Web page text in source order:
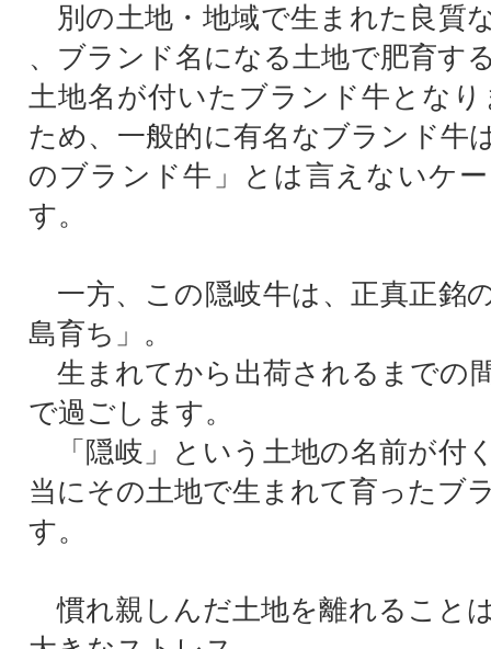
別の土地・地域で生まれた良質
、ブランド名になる土地で肥育す
土地名が付いたブランド牛とな
ため、一般的に有名なブランド牛
のブランド牛」とは言えないケ
す。
一方、この隠岐牛は、正真正銘
島育ち」。
生まれてから出荷されるまでの
で過ごします。
「隠岐」という土地の名前が付
当にその土地で生まれて育ったブ
す。
慣れ親しんだ土地を離れること